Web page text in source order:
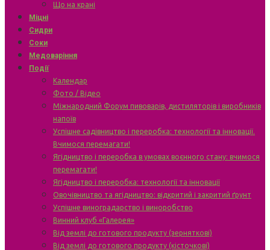
Що на крані
Міцні
Сидри
Соки
Медоваріння
Події
Календар
Фото / Відео
Міжнародний Форум пивоварів, дистиляторів і виробників
напоїв
Успішне садівництво і переробка: технології та інновації.
Вчимося перемагати!
Ягідництво і переробка в умовах воєнного стану: вчимося
перемагати!
Ягідництво і переробка: технології та інновації
Овочівництво та ягідництво: відкритий і закритий ґрунт
Успішне виноградарство і виноробство
Винний клуб «Галерея»
Від землі до готового продукту (зерняткові)
Від землі до готового продукту (кісточкові)